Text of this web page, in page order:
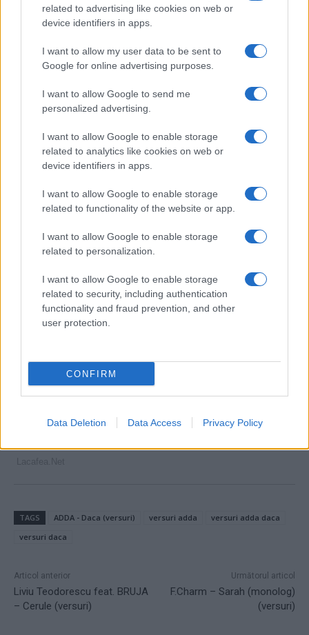
related to advertising like cookies on web or
device identifiers in apps.
I want to allow my user data to be sent to
Google for online advertising purposes.
I want to allow Google to send me
personalized advertising.
I want to allow Google to enable storage
related to analytics like cookies on web or
device identifiers in apps.
I want to allow Google to enable storage
related to functionality of the website or app.
I want to allow Google to enable storage
related to personalization.
I want to allow Google to enable storage
related to security, including authentication
functionality and fraud prevention, and other
user protection.
CONFIRM
Data Deletion Data Access Privacy Policy
TAGS ADDA - Daca (versuri) versuri adda
versuri adda daca
versuri daca
Articol anterior
Liviu Teodorescu feat. BRUJA
– Cerule (versuri)
Următorul articol
F.Charm – Sarah (monolog)
(versuri)